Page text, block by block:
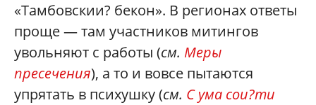
«Тамбовскии? бекон». В регионах ответы
проще — там участников митингов
увольняют с работы (см. Меры
пресечения), а то и вовсе пытаются
упрятать в психушку (см. С ума сои?ти